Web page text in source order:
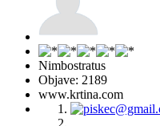
Nimbostratus
Objave: 2189
www.krtina.com